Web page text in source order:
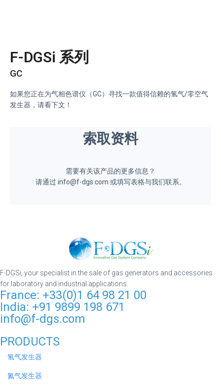
F-DGSi 系列
GC
如果您正在为气相色谱仪（GC）寻找一款值得信赖的氢气/零空气
发生器，请看下文！
索取资料
需要有关该产品的更多信息？
请通过 info@f-dgs.com 或填写表格与我们联系。
F-DGSi, your specialist in the sale of gas generators and accessories
for laboratory and industrial applications.
France: +33(0)1 64 98 21 00
India: +91 9899 198 671
info@f-dgs.com
PRODUCTS
氢气发生器
氮气发生器